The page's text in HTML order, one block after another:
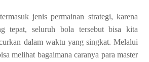
jenis permainan strategi, karena
tepat, seluruh bola tersebut bisa kita
dalam waktu yang singkat. Melalui
melihat bagaimana caranya para master